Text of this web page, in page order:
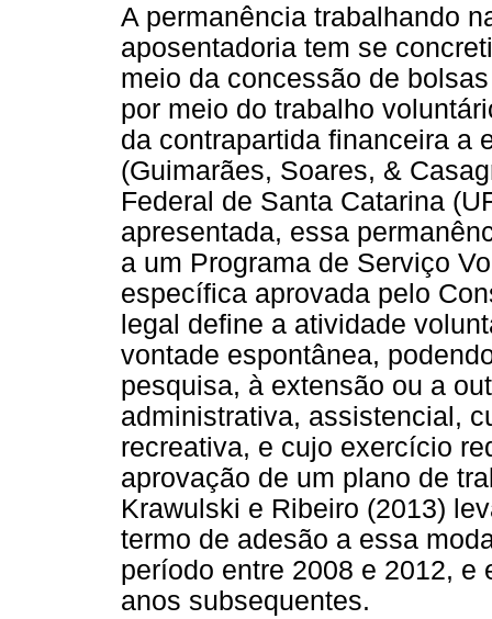
A permanência trabalhando
aposentadoria tem se
meio da concessão de
por meio do trabalho
da contrapartida financeira a
(Guimarães, Soares, &
Federal de Santa Catarina
apresentada, essa
a um Programa de Serviço
específica aprovada pelo
legal define a atividade
vontade espontânea,
pesquisa, à extensão ou a
administrativa, assistencial,
recreativa, e cujo exercício
aprovação de um plano de
Krawulski e Ribeiro (2013)
termo de adesão a essa
período entre 2008 e 2012, e
anos subsequentes.